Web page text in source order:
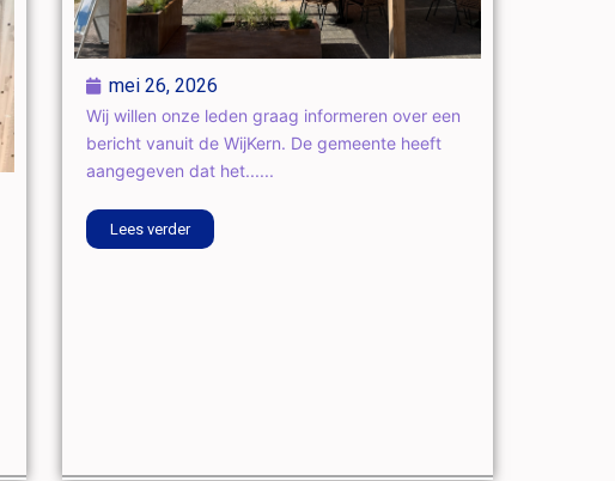
mei 26, 2026
Wij willen onze leden graag informeren over een
bericht vanuit de WijKern. De gemeente heeft
aangegeven dat het......
Lees verder